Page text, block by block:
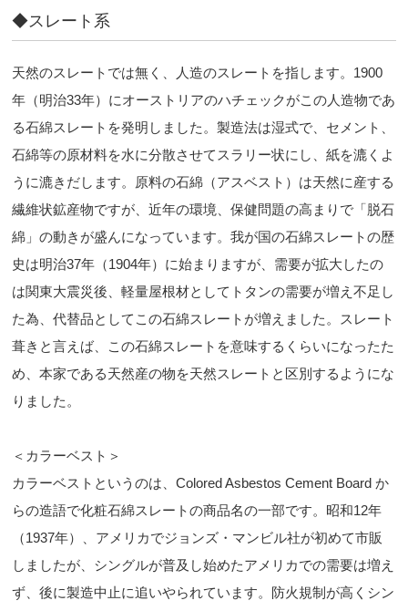
◆スレート系
天然のスレートでは無く、人造のスレートを指します。1900
年（明治33年）にオーストリアのハチェックがこの人造物であ
る石綿スレートを発明しました。製造法は湿式で、セメント、
石綿等の原材料を水に分散させてスラリー状にし、紙を漉くよ
うに漉きだします。原料の石綿（アスベスト）は天然に産する
繊維状鉱産物ですが、近年の環境、保健問題の高まりで「脱石
綿」の動きが盛んになっています。我が国の石綿スレートの歴
史は明治37年（1904年）に始まりますが、需要が拡大したの
は関東大震災後、軽量屋根材としてトタンの需要が増え不足し
た為、代替品としてこの石綿スレートが増えました。スレート
葺きと言えば、この石綿スレートを意味するくらいになったた
め、本家である天然産の物を天然スレートと区別するようにな
りました。
＜カラーベスト＞
カラーベストというのは、Colored Asbestos Cement Board か
らの造語で化粧石綿スレートの商品名の一部です。昭和12年
（1937年）、アメリカでジョンズ・マンビル社が初めて市販
しましたが、シングルが普及し始めたアメリカでの需要は増え
ず、後に製造中止に追いやられています。防火規制が高くシン